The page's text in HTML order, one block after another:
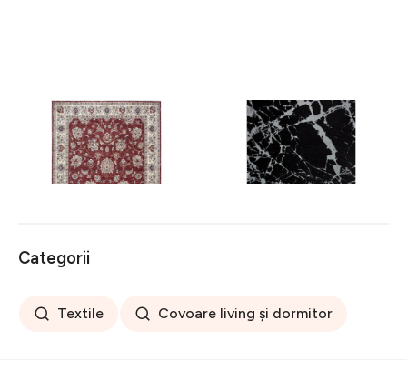
Covor rezistent Eko, ALT
05 - Red, Ivory, 100%
poliester, 80 x 150 cm
256 lei
Covor rezistent SM 21 -
Black, Silver XW, 80x300
441 lei
Categorii
Textile Covoare living și dormitor